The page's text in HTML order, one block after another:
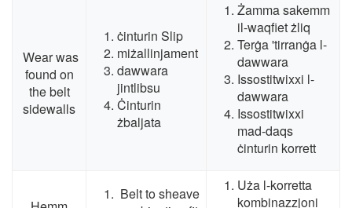
Wear was
found on
the belt
sidewalls
ċinturin Slip
miżallinjament
dawwara
jintlibsu
Ċinturin
żbaljata
Żamma sakemm
il-waqfiet żliq
Terġa 'tirranġa l-
dawwara
Issostitwixxi l-
dawwara
Issostitwixxi
mad-daqs
ċinturin korrett
Belt to sheave
Uża l-korretta
kombinazzjoni